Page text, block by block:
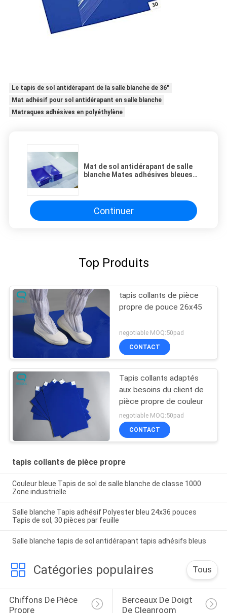
Le tapis de sol antidérapant de la salle blanche de 36"
Mat adhésif pour sol antidérapant en salle blanche
Matraques adhésives en polyéthylène
Mat de sol antidérapant de salle
blanche Mates adhésives bleues
Continuer
Top Produits
tapis collants de pièce
propre de pouce 26x45
negotiable MOQ:50pad
CONTACT
Tapis collants adaptés
aux besoins du client de
pièce propre de couleur
negotiable MOQ:50pad
CONTACT
tapis collants de pièce propre
Couleur bleue Tapis de sol de salle blanche de classe 1000
Zone industrielle
Salle blanche Tapis adhésif Polyester bleu 24x36 pouces
Tapis de sol, 30 pièces par feuille
Salle blanche tapis de sol antidérapant tapis adhésifs bleus
Catégories populaires Tous
Chiffons De Pièce
Propre
Berceaux De Doigt
De Cleanroom